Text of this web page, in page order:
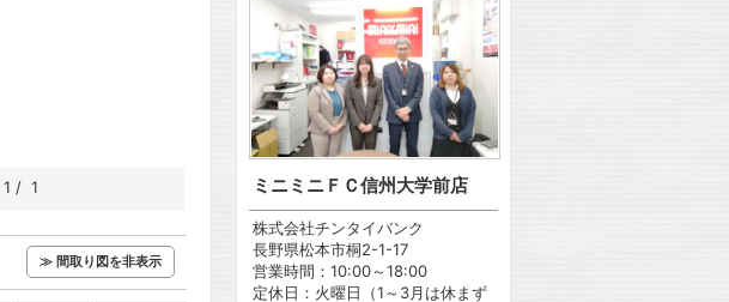
1 / 1
≫ 間取り図を非表示
ミニミニＦＣ信州大学前店
株式会社チンタイバンク
長野県松本市桐2-1-17
営業時間：10:00～18:00
定休日：火曜日（1～3月は休まず